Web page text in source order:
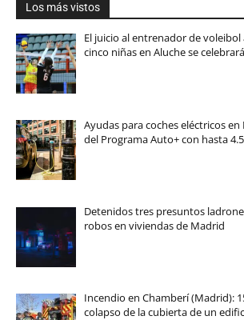
Los más vistos
El juicio al entrenador de
cinco niñas en Aluche se
Ayudas para coches eléctricos
del Programa Auto+ con hasta
Detenidos tres presuntos
robos en viviendas de Madrid
Incendio en Chamberí (Madrid):
colapso de la cubierta de un